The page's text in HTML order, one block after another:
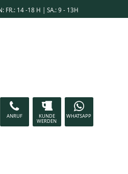
FR.: 14 -18 H | SA.: 9 - 13H
ANRUF KUNDE
WERDEN
WHATSAPP